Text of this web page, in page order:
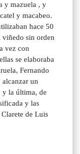
y mazuela , y
y macabeo.
hace 50
viñedo sin orden
vez con
se elaboraba
Fernando
un
y la última, de
y las
de Luis